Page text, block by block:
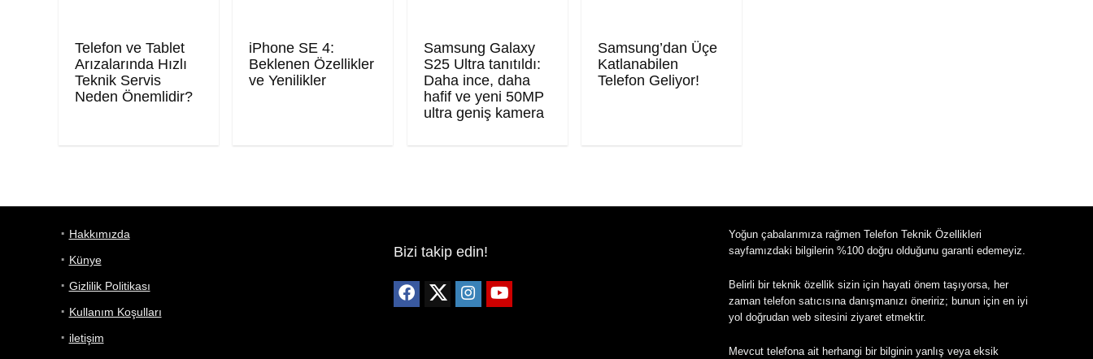
Telefon ve Tablet
Arızalarında Hızlı
Teknik Servis
Neden Önemlidir?
iPhone SE 4:
Beklenen Özellikler
ve Yenilikler
Samsung Galaxy
S25 Ultra tanıtıldı:
Daha ince, daha
hafif ve yeni 50MP
ultra geniş kamera
Samsung’dan Üçe
Katlanabilen
Telefon Geliyor!
Hakkımızda
Künye
Gizlilik Politikası
Kullanım Koşulları
iletişim
Bizi takip edin!
Yoğun çabalarımıza rağmen Telefon Teknik Özellikleri
sayfamızdaki bilgilerin %100 doğru olduğunu garanti edemeyiz.
Belirli bir teknik özellik sizin için hayati önem taşıyorsa, her
zaman telefon satıcısına danışmanızı öneririz; bunun için en iyi
yol doğrudan web sitesini ziyaret etmektir.
Mevcut telefona ait herhangi bir bilginin yanlış veya eksik